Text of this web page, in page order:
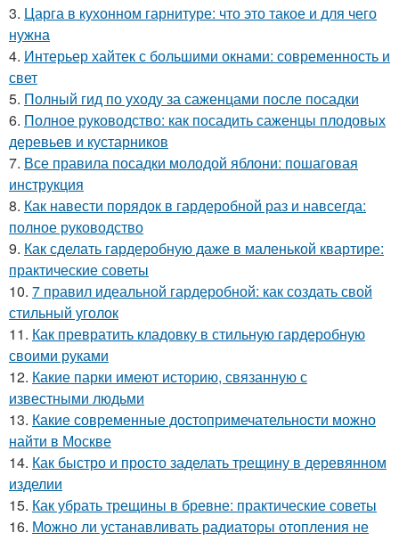
3. Царга в кухонном гарнитуре: что это такое и для чего
нужна
4. Интерьер хайтек с большими окнами: современность и
свет
5. Полный гид по уходу за саженцами после посадки
6. Полное руководство: как посадить саженцы плодовых
деревьев и кустарников
7. Все правила посадки молодой яблони: пошаговая
инструкция
8. Как навести порядок в гардеробной раз и навсегда:
полное руководство
9. Как сделать гардеробную даже в маленькой квартире:
практические советы
10. 7 правил идеальной гардеробной: как создать свой
стильный уголок
11. Как превратить кладовку в стильную гардеробную
своими руками
12. Какие парки имеют историю, связанную с
известными людьми
13. Какие современные достопримечательности можно
найти в Москве
14. Как быстро и просто заделать трещину в деревянном
изделии
15. Как убрать трещины в бревне: практические советы
16. Можно ли устанавливать радиаторы отопления не